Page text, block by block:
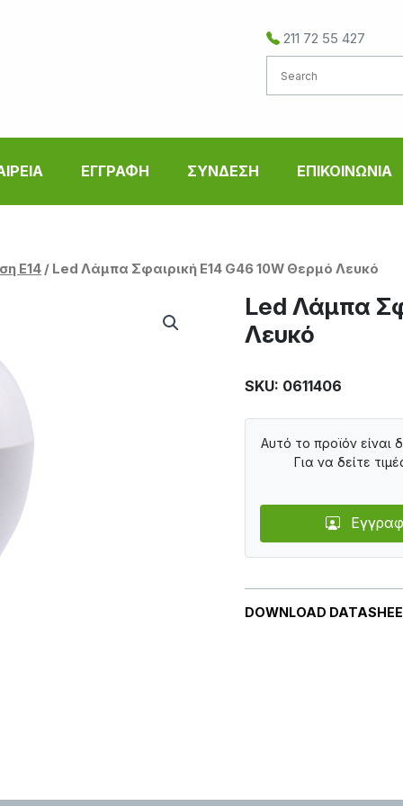
211 72 55 427
ΕΓΓΡΑΦΗ ΣΥΝΔΕΣΗ ΕΠΙΚΟΙΝΩΝΙΑ
Ε14 / Led Λάμπα Σφαιρική E14 G46 10W Θερμό Λευκό
Led Λάμπα
Λευκό
SKU: 0611406
DOWNLOAD
Αυτό το προϊόν είναι
Για να δείτε